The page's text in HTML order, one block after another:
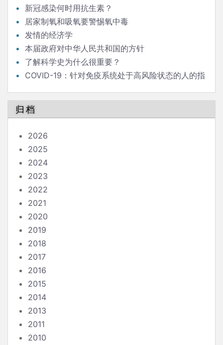
新冠感染何时用抗生素？
居家制氧和吸氧要警惕氧中毒
发情的经济学
本届政府对中华人民共和国的方针
了解科学史为什么很重要？
COVID-19：针对免疫系统处于高风险状态的人的指
归档
2026
2025
2024
2023
2022
2021
2020
2019
2018
2017
2016
2015
2014
2013
2011
2010